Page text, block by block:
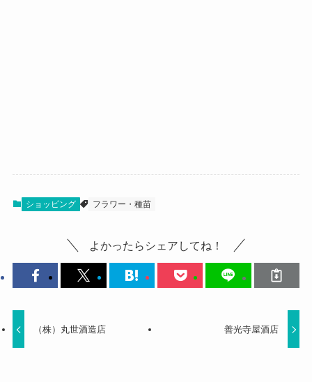
ショッピング フラワー・種苗
よかったらシェアしてね！
（株）丸世酒造店 善光寺屋酒店